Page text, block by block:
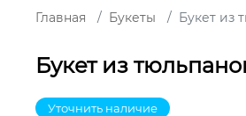
Главная Букеты Букет из
Букет из
Уточнить наличие